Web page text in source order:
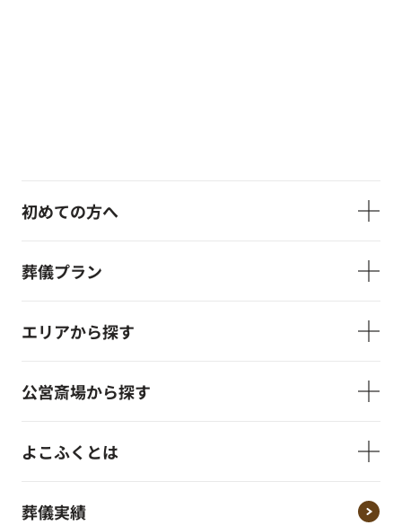
初めての方へ
葬儀プラン
エリアから探す
公営斎場から探す
よこふくとは
葬儀実績